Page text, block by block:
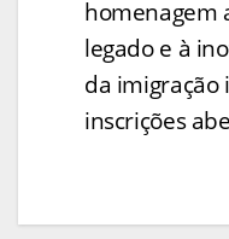
n
k
n
g
er
Post
homenagem
legado e à
da imigração
inscrições